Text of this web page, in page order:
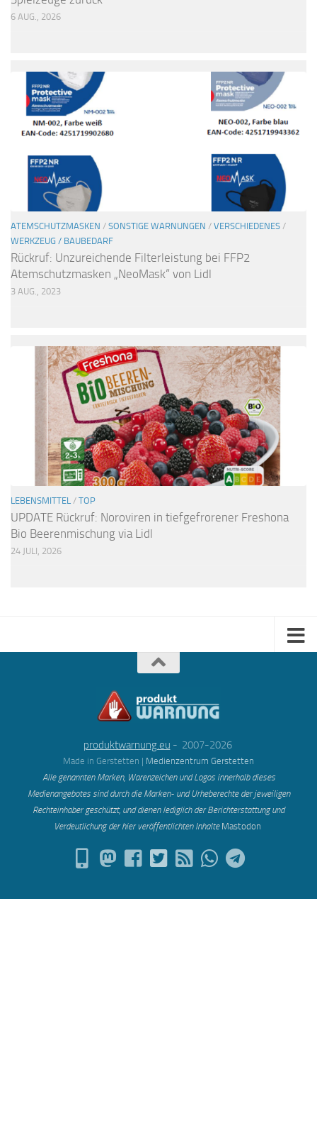
6 AUG., 2026
ATEMSCHUTZMASKEN / SONSTIGE WARNUNGEN / VERSCHIEDENES /
WERKZEUG / BAUBEDARF
Rückruf: Unzureichende Filterleistung bei FFP2
Atemschutzmasken „NeoMask“ von Lidl
3 AUG., 2023
LEBENSMITTEL / TOP
UPDATE Rückruf: Noroviren in tiefgefrorener Freshona
Bio Beerenmischung via Lidl
24 JULI, 2026
produktwarnung.eu - 2007-2026
Made in Gerstetten | Medienzentrum Gerstetten
Alle genannten Marken, Warenzeichen und Logos innerhalb dieses
Medienangebotes sind durch die Marken- und Urheberechte der jeweiligen
Rechteinhaber geschützt, und dienen lediglich der Berichterstattung und
Verdeutlichung der hier veröffentlichten Inhalte Mastodon